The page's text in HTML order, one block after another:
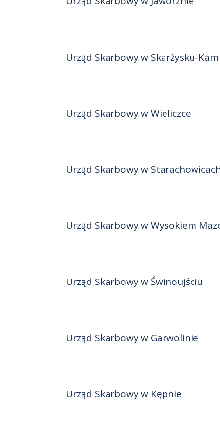
Urząd Skarbowy w Skarżysku-
Urząd Skarbowy w Wieliczce
Urząd Skarbowy w Starachowicach
Urząd Skarbowy w Wysokiem
Urząd Skarbowy w Świnoujściu
Urząd Skarbowy w Garwolinie
Urząd Skarbowy w Kępnie